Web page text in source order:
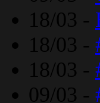
18/03 -
18/03 -
18/03 -
09/03 -